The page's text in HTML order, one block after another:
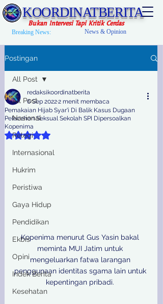
KOORDINATBERITA
Bukan Intervesi Tapi Kritik Cerdas
Breaking News: News & Opinion
Postingan
All Post
Nasional
Relegi
Internasional
Hukrim
Peristiwa
Gaya Hidup
Pendidikan
Ekbis
Opini
Indek Berita
Kesehatan
All Post
Pemakaian Hijab Syar'i Di Balik Kasus Dugaan
Pelecehan Seksual Sekolah SPI Dipersoalkan
Kopenima
redaksikoordinatberita
6 Sep 20222 menit membaca
Dinilai NaN dari 5 bintang.
Kopenima menurut Gus Yasin bakal
meminta MUI Jatim untuk
mengeluarkan fatwa larangan
penggunaan identitas sgama lain untuk
kepentingan pribadi.